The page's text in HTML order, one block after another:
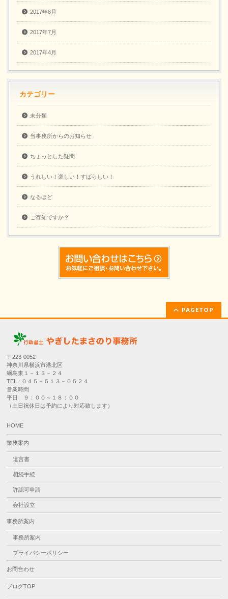
2017年8月
2017年7月
2017年4月
カテゴリー
未分類
当事務所からのお知らせ
ちょっとした疑問
うれしい！楽しい！すばらしい！
なるほど
ご存知ですか？
PAGETOP
〒223-0052
神奈川県横浜市港北区
綱島東１－１３－２４
TEL : ０４５－５１３－０５２４
営業時間
平日 ９：００～１８：００
（土日祝休日は予約により対応致します）
HOME
業務案内
遺言書
相続手続
許認可申請
会社設立
事務所案内
事務所案内
プライバシーポリシー
お問合わせ
ブログTOP